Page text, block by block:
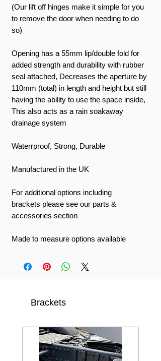
(Our lift off hinges make it simple for you
to remove the door when needing to do
so)
Opening has a 55mm lip/double fold for
added strength and durability with rubber
seal attached, Decreases the aperture by
110mm (total) in length and height but still
having the ability to use the space inside,
This also acts as a rain soakaway
drainage system
Waterrproof, Strong, Durable
Manufactured in the UK
For additional options including
brackets please see our parts &
accessories section
Made to measure options available
Brackets